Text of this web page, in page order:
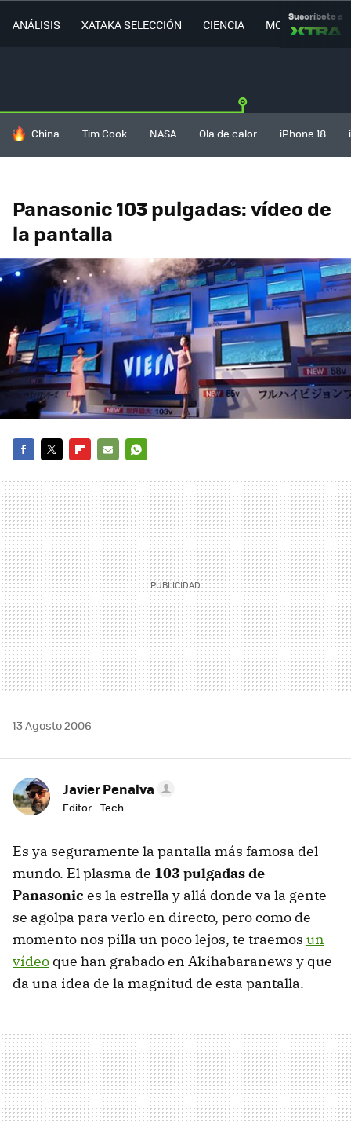
ANÁLISIS XATAKA SELECCIÓN CIENCIA MOVILIDAD
Suscríbete a
HOY SE HABLA DE
China Tim Cook NASA Ola de calor iPhone 18
Panasonic 103 pulgadas: vídeo de
la pantalla
MAIL
13 Agosto 2006
Javier Penalva
Editor - Tech
Es ya seguramente la pantalla más famosa del
mundo. El plasma de 103 pulgadas de
Panasonic es la estrella y allá donde va la gente
se agolpa para verlo en directo, pero como de
momento nos pilla un poco lejos, te traemos un
vídeo que han grabado en Akihabaranews y que
da una idea de la magnitud de esta pantalla.